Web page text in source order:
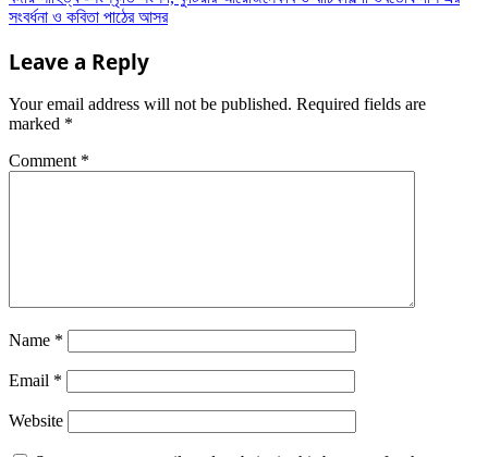
সংবর্ধনা ও কবিতা পাঠের আসর
Leave a Reply
Your email address will not be published. Required fields are
marked *
Comment *
Name *
Email *
Website